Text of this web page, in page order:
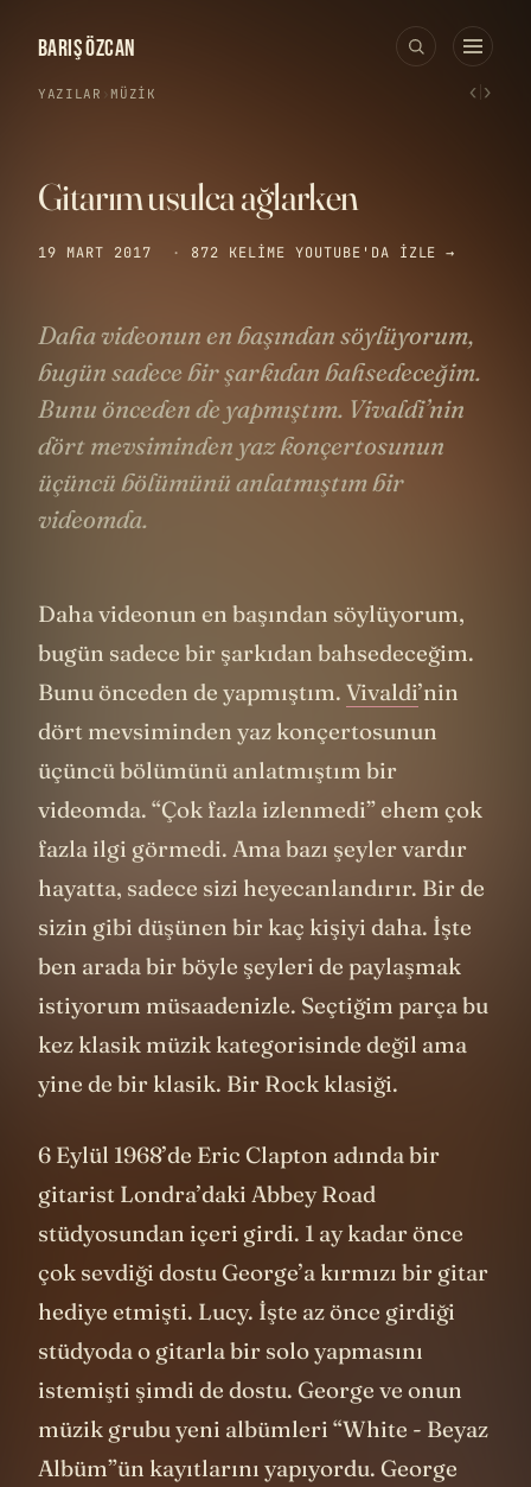
BARIŞ ÖZCAN
YAZILAR MÜZIK ‹ ›
Gitarım usulca ağlarken
19 MART 2017 · 872 KELIME YOUTUBE'DA IZLE →
Daha videonun en başından söylüyorum,
bugün sadece bir şarkıdan bahsedeceğim.
Bunu önceden de yapmıştım. Vivaldi’nin
dört mevsiminden yaz konçertosunun
üçüncü bölümünü anlatmıştım bir
videomda.
Daha videonun en başından söylüyorum,
bugün sadece bir şarkıdan bahsedeceğim.
Bunu önceden de yapmıştım. Vivaldi’nin
dört mevsiminden yaz konçertosunun
üçüncü bölümünü anlatmıştım bir
videomda. “Çok fazla izlenmedi” ehem çok
fazla ilgi görmedi. Ama bazı şeyler vardır
hayatta, sadece sizi heyecanlandırır. Bir de
sizin gibi düşünen bir kaç kişiyi daha. İşte
ben arada bir böyle şeyleri de paylaşmak
istiyorum müsaadenizle. Seçtiğim parça bu
kez klasik müzik kategorisinde değil ama
yine de bir klasik. Bir Rock klasiği.
6 Eylül 1968’de Eric Clapton adında bir
gitarist Londra’daki Abbey Road
stüdyosundan içeri girdi. 1 ay kadar önce
çok sevdiği dostu George’a kırmızı bir gitar
hediye etmişti. Lucy. İşte az önce girdiği
stüdyoda o gitarla bir solo yapmasını
istemişti şimdi de dostu. George ve onun
müzik grubu yeni albümleri “White - Beyaz
Albüm”ün kayıtlarını yapıyordu. George